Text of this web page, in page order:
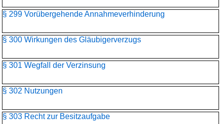
§ 299 Vorübergehende Annahmeverhinderung
§ 300 Wirkungen des Gläubigerverzugs
§ 301 Wegfall der Verzinsung
§ 302 Nutzungen
§ 303 Recht zur Besitzaufgabe